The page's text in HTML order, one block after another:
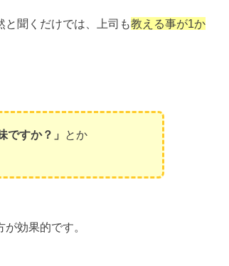
聞くだけでは、上司も教える事が1か
ですか？」 とか
効果的です。